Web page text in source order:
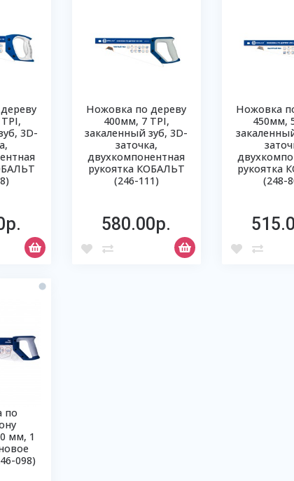
3D-
Ножовка по дереву
400мм, 7 ТРI,
закаленный зуб, 3D-
заточка,
двухкомпонентная
рукоятка КОБАЛЬТ
(246-111)
580.00р.
Ножовка
450мм,
рукоятка
(248-
по
мм, 1
098)